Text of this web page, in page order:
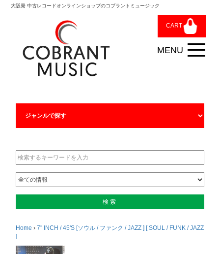
大阪発 中古レコードオンラインショップのコブラントミュージック
CART
Home ›7'' INCH / 45'S [ソウル / ファンク / JAZZ ] [ SOUL / FUNK / JAZZ
]